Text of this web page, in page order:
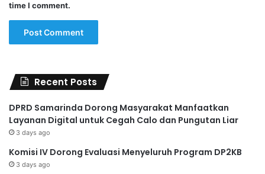
time I comment.
Recent Posts
DPRD Samarinda Dorong Masyarakat Manfaatkan
Layanan Digital untuk Cegah Calo dan Pungutan Liar
3 days ago
Komisi IV Dorong Evaluasi Menyeluruh Program DP2KB
3 days ago